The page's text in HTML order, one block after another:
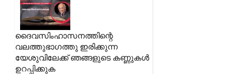
ദൈവസിംഹാസനത്തിന്റെ
വലത്തുഭാഗത്തു ഇരിക്കുന്ന
യേശുവിലേക്ക് ഞങ്ങളുടെ കണ്ണുകൾ
ഉറപ്പിക്കുക